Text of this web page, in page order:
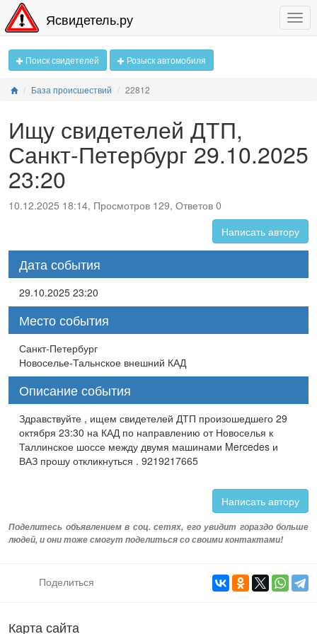
Ясвидетель.ру
Поиск свидетелей Розыск автомобиля
База происшествий 22812
Ищу свидетелей ДТП,
Санкт-Петербург 29.10.2025
23:20
10.12.2025 18:14, Просмотров 129, Ответов 0
Написать автору
Дата события
29.10.2025 23:20
Место события
Санкт-Петербург
Новоселье-Тальнское внешний КАД
Описание события
Здравствуйте , ищем свидетелей ДТП произошедшего 29
октября 23:30 на КАД по направлению от Новоселья к
Таллинское шоссе между двумя машинами Mercedes и
ВАЗ прошу откликнуться . 9219217665
Написать автору
Поделитесь объявлением в соц. сетях, его увидит гораздо больше
людей, и они тоже смогут поделиться со своими контактами!
Поделиться
Карта сайта